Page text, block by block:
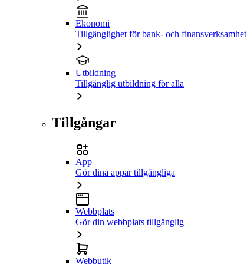
Ekonomi
Tillgänglighet för bank- och finansverksamhet
Utbildning
Tillgänglig utbildning för alla
Tillgångar
App
Gör dina appar tillgängliga
Webbplats
Gör din webbplats tillgänglig
Webbutik